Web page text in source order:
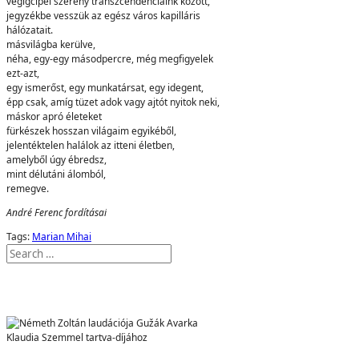
jegyzékbe vesszük az egész város kapilláris
hálózatait.
másvilágba kerülve,
néha, egy-egy másodpercre, még megfigyelek
ezt-azt,
egy ismerőst, egy munkatársat, egy idegent,
épp csak, amíg tüzet adok vagy ajtót nyitok neki,
máskor apró életeket
fürkészek hosszan világaim egyikéből,
jelentéktelen halálok az itteni életben,
amelyből úgy ébredsz,
mint délutáni álomból,
remegve.
André Ferenc fordításai
Tags: Marian Mihai